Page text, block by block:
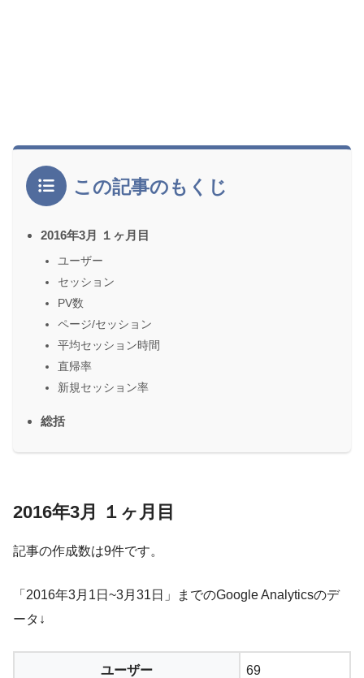
この記事のもくじ
2016年3月 １ヶ月目
ユーザー
セッション
PV数
ページ/セッション
平均セッション時間
直帰率
新規セッション率
総括
2016年3月 １ヶ月目
記事の作成数は9件です。
「2016年3月1日~3月31日」までのGoogle Analyticsのデ
ータ↓
ユーザー 69